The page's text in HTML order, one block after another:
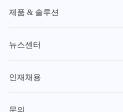
제품 & 솔루션
뉴스센터
인재채용
문의